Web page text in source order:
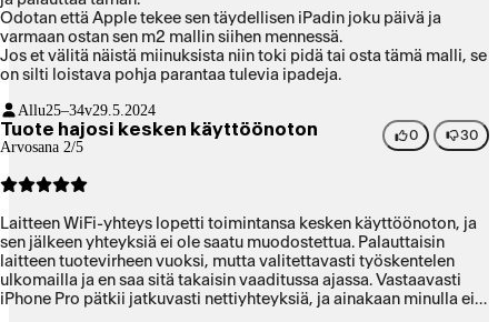
Odotan että Apple tekee sen täydellisen iPadin joku päivä ja
varmaan ostan sen m2 mallin siihen mennessä.
Jos et välitä näistä miinuksista niin toki pidä tai osta tämä malli, se
on silti loistava pohja parantaa tulevia ipadeja.
Allu25–34v29.5.2024
Tuote hajosi kesken käyttöönoton
Arvosana 2/5
0 30
Laitteen WiFi-yhteys lopetti toimintansa kesken käyttöönoton, ja
sen jälkeen yhteyksiä ei ole saatu muodostettua. Palauttaisin
laitteen tuotevirheen vuoksi, mutta valitettavasti työskentelen
ulkomailla ja en saa sitä takaisin vaaditussa ajassa. Vastaavasti
iPhone Pro pätkii jatkuvasti nettiyhteyksiä, ja ainakaan minulla ei